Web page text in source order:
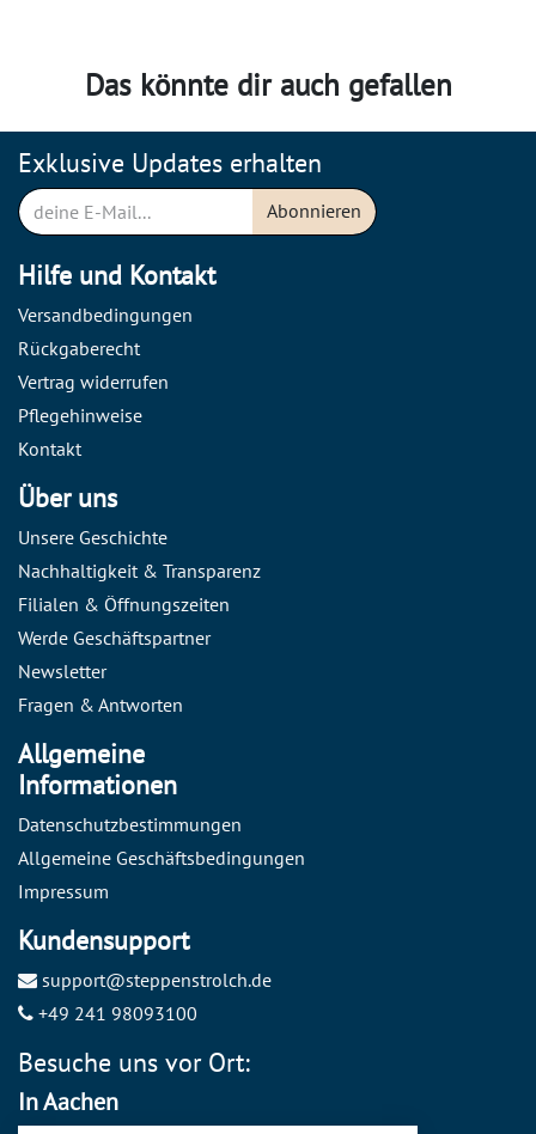
Das könnte dir auch gefallen
Besuche uns vor Ort:
In Aachen
Hilfe und Kontakt
Versandbedingungen
Rückgaberecht
Vertrag widerrufen
Pflegehinweise
Kontakt
Über uns
Unsere Geschichte
Nachhaltigkeit & Transparenz
Filialen & Öffnungszeiten
Werde Geschäftspartner
Newsletter
Fragen & Antworten
Allgemeine
Informationen
Datenschutzbestimmungen
Allgemeine Geschäftsbedingungen
Impressum
Kundensupport
support@steppenstrolch.de
+49 241 98093100
Exklusive Updates erhalten
Abonnieren